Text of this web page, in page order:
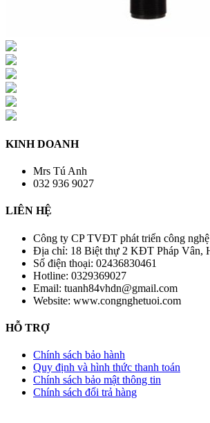
KINH DOANH
Mrs Tú Anh
032 936 9027
LIÊN HỆ
Công ty CP TVĐT phát triển công
Địa chỉ: 18 Biệt thự 2 KĐT Pháp Vân,
Số điện thoại: 02436830461
Hotline: 0329369027
Email: tuanh84vhdn@gmail.com
Website: www.congnghetuoi.com
HỖ TRỢ
Chính sách bảo hành
Quy định và hình thức thanh toán
Chính sách bảo mật thông tin
Chính sách đổi trả hàng